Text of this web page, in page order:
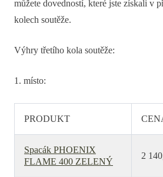
můžete dovedností, které jste získali v
kolech soutěže.
Výhry třetího kola soutěže:
1. místo:
PRODUKT
Spacák PHOENIX
FLAME 400 ZELENÝ
2